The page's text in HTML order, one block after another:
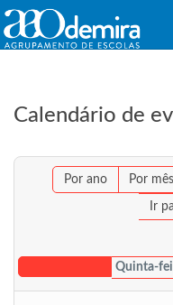
Calendário de
Por ano Por mês
Ir
Quinta-